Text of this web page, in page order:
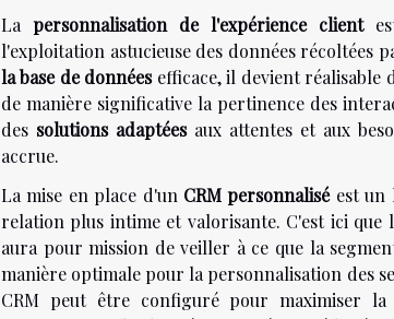
La personnalisation de l'expérience client
l'exploitation astucieuse des données récoltées
la base de donnéesefficace, il devient réalisable
de manière significative la pertinence des
des solutions adaptéesaux attentes et aux
accrue.
La mise en place d'un CRM personnaliséest un
relation plus intime et valorisante. C'est ici
aura pour mission de veiller à ce que la
manière optimale pour la personnalisation des
CRM peut être configuré pour maximiser